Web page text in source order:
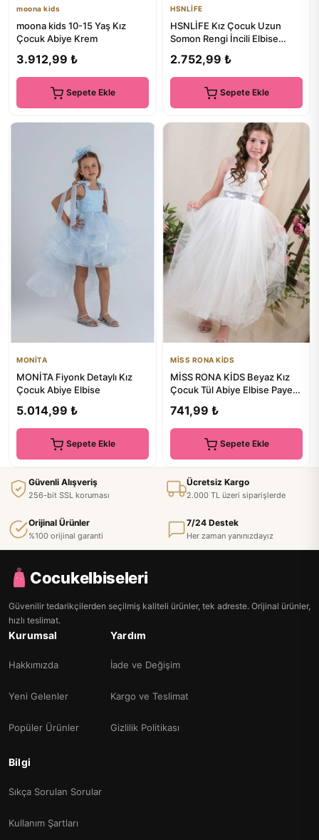
moona kids
moona kids 10-15 Yaş Kız
Çocuk Abiye Krem
3.912,99 ₺
Sepete Ekle
HSNLİFE
HSNLİFE Kız Çocuk Uzun
Somon Rengi İncili Elbise
Elbise
2.752,99 ₺
Sepete Ekle
MONİTA
MONİTA Fiyonk Detaylı Kız
Çocuk Abiye Elbise
5.014,99 ₺
Sepete Ekle
MİSS RONA KİDS
MİSS RONA KİDS Beyaz Kız
Çocuk Tül Abiye Elbise Payet
741,99 ₺
Sepete Ekle
Güvenli Alışveriş
256-bit SSL koruması
Ücretsiz Kargo
2.000 TL üzeri siparişlerde
Orijinal Ürünler
%100 orijinal garanti
7/24 Destek
Her zaman yanınızdayız
Cocukelbiseleri
Güvenilir tedarikçilerden seçilmiş kaliteli ürünler, tek adreste. Orijinal ürünler,
hızlı teslimat.
Kurumsal
Hakkımızda
Yeni Gelenler
Popüler Ürünler
Yardım
İade ve Değişim
Kargo ve Teslimat
Gizlilik Politikası
Bilgi
Sıkça Sorulan Sorular
Kullanım Şartları